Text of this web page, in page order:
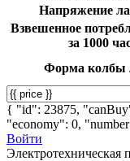
Напряжение
Взвешенное
за 1000
Форма колбы
{ "id": 23875,
"economy": 0,
Войти
Электротехническая